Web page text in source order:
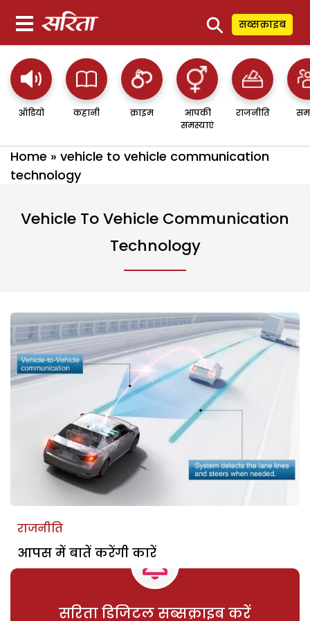
⚲ सब्सक्राइब
ऑडियो कहानी क्राइम
आपकी
समस्याएं
राजनीति
Home » vehicle to vehicle communication
technology
Vehicle To Vehicle Communication
Technology
राजनीति
आपस में बातें करेंगी कारें
सरिता डिजिटल सब्सक्राइब करें